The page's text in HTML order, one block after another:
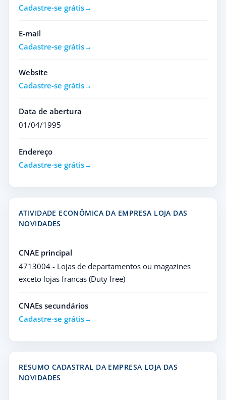
Cadastre-se grátis
E-mail
Cadastre-se grátis
Website
Cadastre-se grátis
Data de abertura
01/04/1995
Endereço
Cadastre-se grátis
ATIVIDADE ECONÔMICA DA EMPRESA LOJA DAS
NOVIDADES
CNAE principal
4713004 - Lojas de departamentos ou magazines
exceto lojas francas (Duty free)
CNAEs secundários
Cadastre-se grátis
RESUMO CADASTRAL DA EMPRESA LOJA DAS
NOVIDADES